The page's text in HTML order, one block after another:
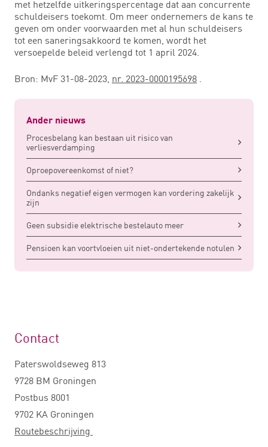
met hetzelfde uitkeringspercentage dat aan concurrente
schuldeisers toekomt. Om meer ondernemers de kans te
geven om onder voorwaarden met al hun schuldeisers
tot een saneringsakkoord te komen, wordt het
versoepelde beleid verlengd tot 1 april 2024.
Bron: MvF 31-08-2023, nr. 2023-0000195698 .
Ander nieuws
Procesbelang kan bestaan uit risico van
verliesverdamping
Oproepovereenkomst of niet?
Ondanks negatief eigen vermogen kan vordering zakelijk
zijn
Geen subsidie elektrische bestelauto meer
Pensioen kan voortvloeien uit niet-ondertekende notulen
Contact
Paterswoldseweg 813
9728 BM Groningen
Postbus 8001
9702 KA Groningen
Routebeschrijving